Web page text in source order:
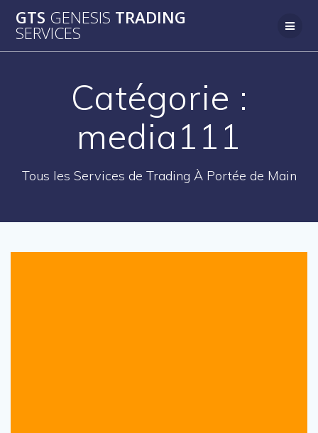
au
GTS GENESIS TRADING
SERVICES
Catégorie :
media111
Tous les Services de Trading À Portée de Main